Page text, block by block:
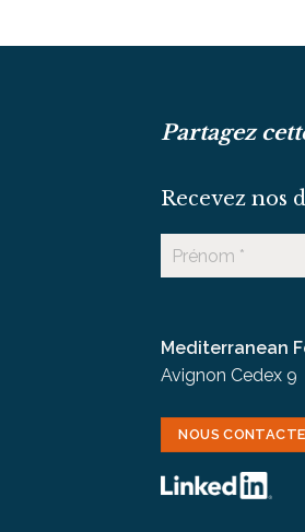
Partagez
Recevez nos
Mediterranean
Avignon Cedex 9
NOUS